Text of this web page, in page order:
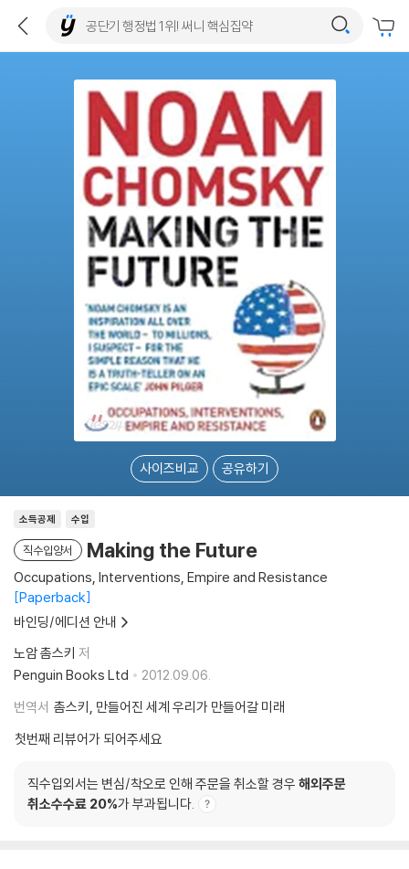
사이즈비교 공유하기
소득공제 수입
직수입양서 Making the Future
Occupations, Interventions, Empire and Resistance
Paperback
바인딩/에디션 안내
노암 촘스키 저
Penguin Books Ltd
2012.09.06.
번역서 촘스키, 만들어진 세계 우리가 만들어갈 미래
첫번째 리뷰어가 되어주세요
직수입외서는 변심/착오로 인해 주문을 취소할 경우 해외주문
취소수수료 20%가 부과됩니다.